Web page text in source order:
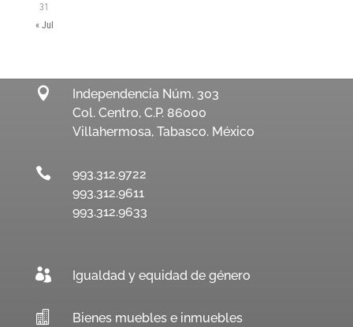
31
« Jul

Independencia Núm. 303
Col. Centro, C.P. 86000
Villahermosa, Tabasco. México

993.312.9722
993.312.9611
993.312.9633
 Igualdad y equidad de género
 Bienes muebles e inmuebles